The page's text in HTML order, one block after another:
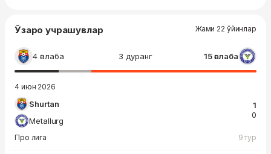
Ўзаро учрашувлар Жами 22 ўйинлар
4 ғалаба 3 дуранг 15 ғалаба
4 июн 2026
Shurtan
Metallurg
1
0
Про лига 9 тур